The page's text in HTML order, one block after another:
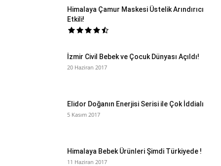
Himalaya Çamur Maskesi Üstelik Arındırıcı
Etkili!
İzmir Civil Bebek ve Çocuk Dünyası Açıldı!
20 Haziran 2017
Elidor Doğanın Enerjisi Serisi ile Çok İddialı
5 Kasım 2017
Himalaya Bebek Ürünleri Şimdi Türkiyede !
11 Haziran 2017